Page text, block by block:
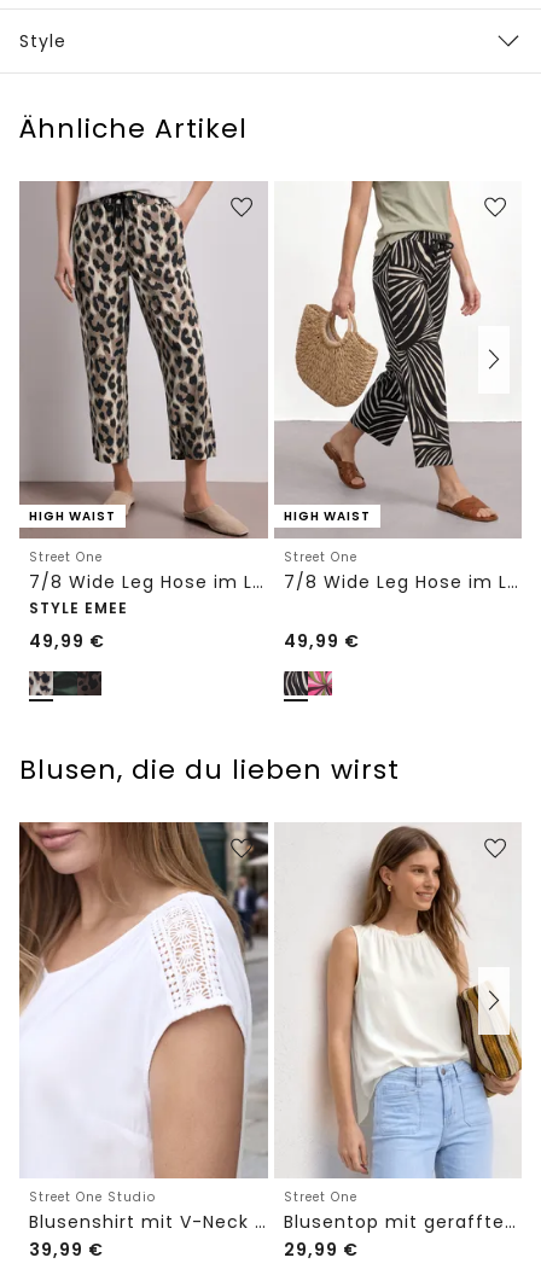
Style
Ähnliche Artikel
HIGH WAIST
Street One
7/8 Wide Leg Hose im Loose Fit mit Print
STYLE EMEE
49,99 €
HIGH WAIST
Street One
7/8 Wide Leg Hose im Loose Fit
49,99 €
Blusen, die du lieben wirst
Street One Studio
Blusenshirt mit V-Neck und Spitze
39,99 €
Street One
Blusentop mit gerafftem Rundhals
29,99 €